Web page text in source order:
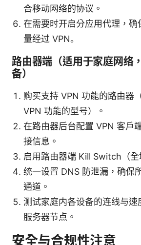
合移动网络的协议。
在需要时开启分应用代理，确
量经过 VPN。
路由器端（适用于家庭网络
备）
购买支持 VPN 功能的路由器
VPN 功能的型号）。
在路由器后台配置 VPN 客户
接信息。
启用路由器端 Kill Switch（全
统一设置 DNS 防泄漏，确保
通道。
测试家庭内各设备的连线与速
服务器节点。
安全与合规性注意